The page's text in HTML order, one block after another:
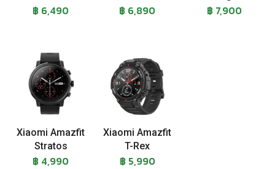
฿ 6,490 ฿ 6,890 ฿ 7,900
Xiaomi Amazfit
Stratos
฿ 4,990
Xiaomi Amazfit
T-Rex
฿ 5,990